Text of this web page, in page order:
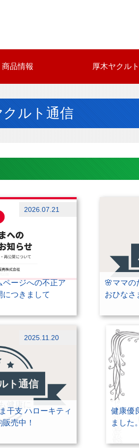
商品情報 厚木ヤクル
クルト通信
2026.07.21
ページへの不正ア
につきまして
🌸ママの
おひなさ
2025.11.20
干支 ハローキティ
売中！
お知らせ
未分類
健康優
ました。